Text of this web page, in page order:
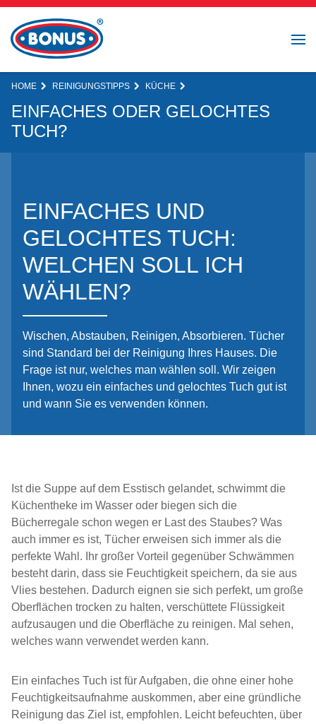
HOME REINIGUNGSTIPPS KÜCHE
EINFACHES ODER GELOCHTES
TUCH?
EINFACHES UND
GELOCHTES TUCH:
WELCHEN SOLL ICH
WÄHLEN?
Wischen, Abstauben, Reinigen, Absorbieren. Tücher
sind Standard bei der Reinigung Ihres Hauses. Die
Frage ist nur, welches man wählen soll. Wir zeigen
Ihnen, wozu ein einfaches und gelochtes Tuch gut ist
und wann Sie es verwenden können.
Ist die Suppe auf dem Esstisch gelandet, schwimmt die
Küchentheke im Wasser oder biegen sich die
Bücherregale schon wegen er Last des Staubes? Was
auch immer es ist, Tücher erweisen sich immer als die
perfekte Wahl. Ihr großer Vorteil gegenüber Schwämmen
besteht darin, dass sie Feuchtigkeit speichern, da sie aus
Vlies bestehen. Dadurch eignen sie sich perfekt, um große
Oberflächen trocken zu halten, verschüttete Flüssigkeit
aufzusaugen und die Oberfläche zu reinigen. Mal sehen,
welches wann verwendet werden kann.
Ein einfaches Tuch ist für Aufgaben, die ohne einer hohe
Feuchtigkeitsaufnahme auskommen, aber eine gründliche
Reinigung das Ziel ist, empfohlen. Leicht befeuchten, über